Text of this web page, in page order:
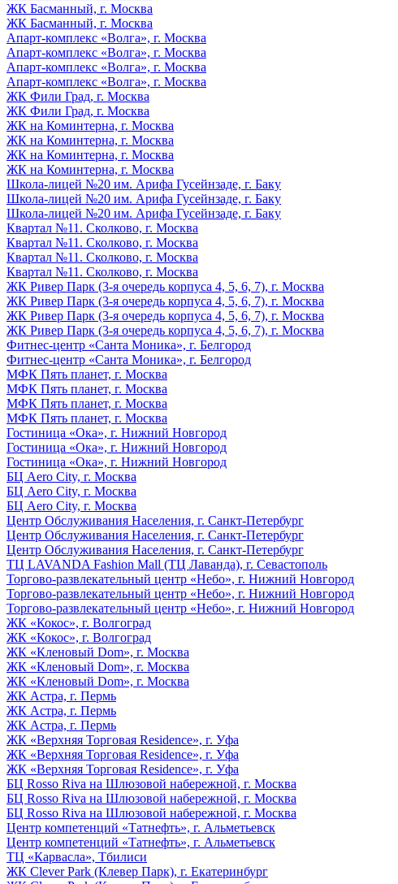
ЖК Басманный, г. Москва
ЖК Басманный, г. Москва
Апарт-комплекс «Волга», г. Москва
Апарт-комплекс «Волга», г. Москва
Апарт-комплекс «Волга», г. Москва
Апарт-комплекс «Волга», г. Москва
ЖК Фили Град, г. Москва
ЖК Фили Град, г. Москва
ЖК на Коминтерна, г. Москва
ЖК на Коминтерна, г. Москва
ЖК на Коминтерна, г. Москва
ЖК на Коминтерна, г. Москва
Школа-лицей №20 им. Арифа Гусейнзаде, г. Баку
Школа-лицей №20 им. Арифа Гусейнзаде, г. Баку
Школа-лицей №20 им. Арифа Гусейнзаде, г. Баку
Квартал №11. Сколково, г. Москва
Квартал №11. Сколково, г. Москва
Квартал №11. Сколково, г. Москва
Квартал №11. Сколково, г. Москва
ЖК Ривер Парк (3-я очередь корпуса 4, 5, 6, 7), г. Москва
ЖК Ривер Парк (3-я очередь корпуса 4, 5, 6, 7), г. Москва
ЖК Ривер Парк (3-я очередь корпуса 4, 5, 6, 7), г. Москва
ЖК Ривер Парк (3-я очередь корпуса 4, 5, 6, 7), г. Москва
Фитнес-центр «Санта Моника», г. Белгород
Фитнес-центр «Санта Моника», г. Белгород
МФК Пять планет, г. Москва
МФК Пять планет, г. Москва
МФК Пять планет, г. Москва
МФК Пять планет, г. Москва
Гостиница «Ока», г. Нижний Новгород
Гостиница «Ока», г. Нижний Новгород
Гостиница «Ока», г. Нижний Новгород
БЦ Aero City, г. Москва
БЦ Aero City, г. Москва
БЦ Aero City, г. Москва
Центр Обслуживания Населения, г. Санкт-Петербург
Центр Обслуживания Населения, г. Санкт-Петербург
Центр Обслуживания Населения, г. Санкт-Петербург
ТЦ LAVANDA Fashion Mall (ТЦ Лаванда), г. Севастополь
Торгово-развлекательный центр «Небо», г. Нижний Новгород
Торгово-развлекательный центр «Небо», г. Нижний Новгород
Торгово-развлекательный центр «Небо», г. Нижний Новгород
ЖК «Кокос», г. Волгоград
ЖК «Кокос», г. Волгоград
ЖК «Кленовый Dom», г. Москва
ЖК «Кленовый Dom», г. Москва
ЖК «Кленовый Dom», г. Москва
ЖК Астра, г. Пермь
ЖК Астра, г. Пермь
ЖК Астра, г. Пермь
ЖК «Верхняя Торговая Residence», г. Уфа
ЖК «Верхняя Торговая Residence», г. Уфа
ЖК «Верхняя Торговая Residence», г. Уфа
БЦ Rosso Riva на Шлюзовой набережной, г. Москва
БЦ Rosso Riva на Шлюзовой набережной, г. Москва
БЦ Rosso Riva на Шлюзовой набережной, г. Москва
Центр компетенций «Татнефть», г. Альметьевск
Центр компетенций «Татнефть», г. Альметьевск
ТЦ «Карвасла», Тбилиси
ЖК Clever Park (Клевер Парк), г. Екатеринбург